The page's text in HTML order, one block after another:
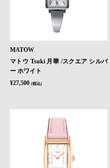
MATOW
マトウ Tsuki 月華 /スクエア シルバ
ー ホワイト
¥27,500 (税込)